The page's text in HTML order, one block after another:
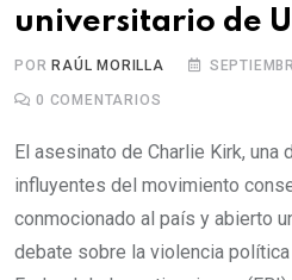
universitario de
POR RAÚL MORILLA
0 COMENTARIOS
El asesinato de Charlie Kirk, una
influyentes del movimiento
conmocionado al país y abierto
debate sobre la violencia